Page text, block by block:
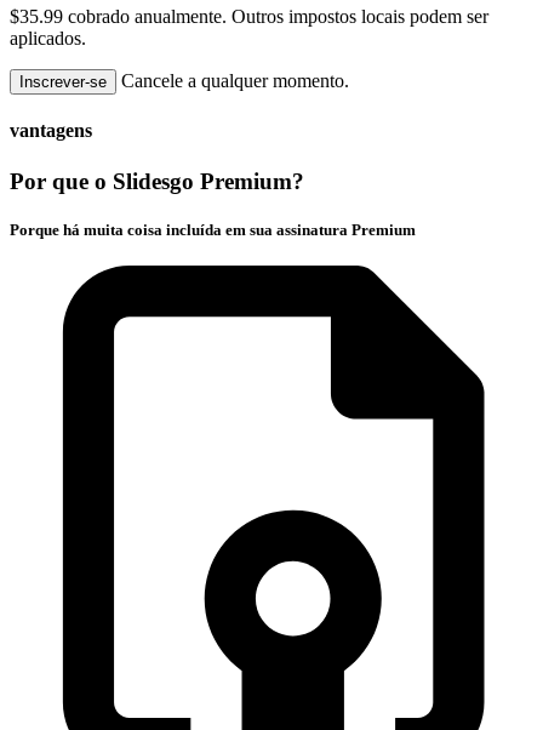
$35.99 cobrado anualmente. Outros impostos locais podem ser
aplicados.
Inscrever-se Cancele a qualquer momento.
vantagens
Por que o Slidesgo Premium?
Porque há muita coisa incluída em sua assinatura Premium